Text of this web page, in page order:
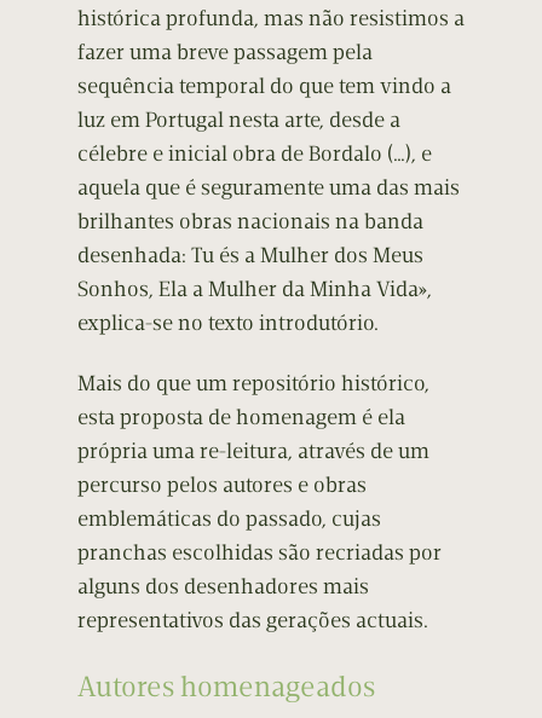
histórica profunda, mas não resistimos a
fazer uma breve passagem pela
sequência temporal do que tem vindo a
luz em Portugal nesta arte, desde a
célebre e inicial obra de Bordalo (…), e
aquela que é seguramente uma das mais
brilhantes obras nacionais na banda
desenhada: Tu és a Mulher dos Meus
Sonhos, Ela a Mulher da Minha Vida»,
explica-se no texto introdutório.
Mais do que um repositório histórico,
esta proposta de homenagem é ela
própria uma re-leitura, através de um
percurso pelos autores e obras
emblemáticas do passado, cujas
pranchas escolhidas são recriadas por
alguns dos desenhadores mais
representativos das gerações actuais.
Autores homenageados